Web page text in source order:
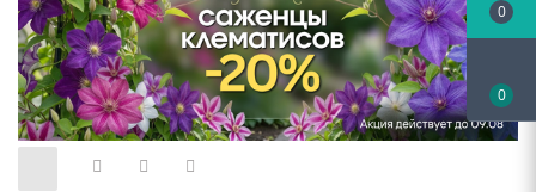
0
0